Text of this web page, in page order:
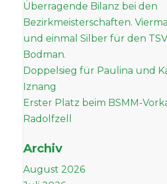
Überragende Bilanz bei den
Bezirkmeisterschaften.
und einmal Silber für den TSV
Bodman.
Doppelsieg für Paulina und
Iznang
Erster Platz beim BSMM-
Radolfzell
Archiv
August 2026